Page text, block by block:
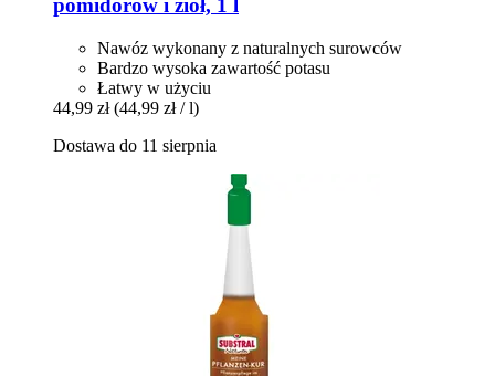
pomidorów i ziół, 1 l
Nawóz wykonany z naturalnych surowców
Bardzo wysoka zawartość potasu
Łatwy w użyciu
44,99 zł (44,99 zł / l)
Dostawa do 11 sierpnia